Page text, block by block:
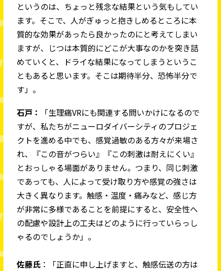
というのは、ちょっと残念な結果という気もしてい
ます。そこで、人がぎゅっと抱きしめるところに本
質的な効果があったら良かったのにと考えてしまい
ますが、じつは本質的にどこが大事なのかを突き詰
めていくと、ドライな結果になってしまうというこ
ともあると思います。そこは期待半分、恐怖半分で
す」。
石戸：
「生理痛VRにも関連する問いかけになるので
すが、私たちがニューロダイバーシティのプロジェ
クトを進める中でも、感覚過敏のある方々が来場さ
れ、『この音がつらい』『この刺激は耐えにくい』
とおっしゃる場面がありません。つまり、同じ刺激
であっても、人によって受け取り方や感覚の強さは
大きく異なります。触感・温度・痛みなど、感じ方
が非常に多様であることを前提にすると、安全性へ
の配慮や設計上の工夫はどのように行っていらっし
ゃるのでしょうか」。
佐藤氏 ：「正直に申し上げますと、触感伝送の方は